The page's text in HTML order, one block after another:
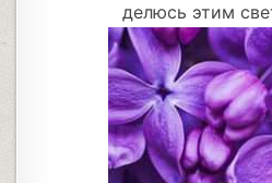
делюсь этим